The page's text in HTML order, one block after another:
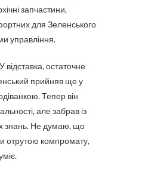
запчастини,
для Зеленського
управління.
остаточне
прийняв ще у
Тепер він
але забрав із
знань. Не думаю, що
отрутою компромату,